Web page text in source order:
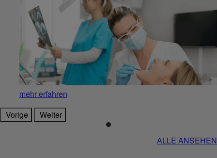
mehr erfahren
Vorige
Weiter
ALLE ANSEHEN